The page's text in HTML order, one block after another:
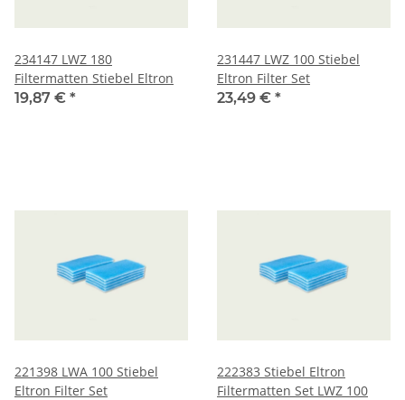
234147 LWZ 180
Filtermatten Stiebel Eltron
19,87 € *
231447 LWZ 100 Stiebel
Eltron Filter Set
23,49 € *
221398 LWA 100 Stiebel
Eltron Filter Set
222383 Stiebel Eltron
Filtermatten Set LWZ 100